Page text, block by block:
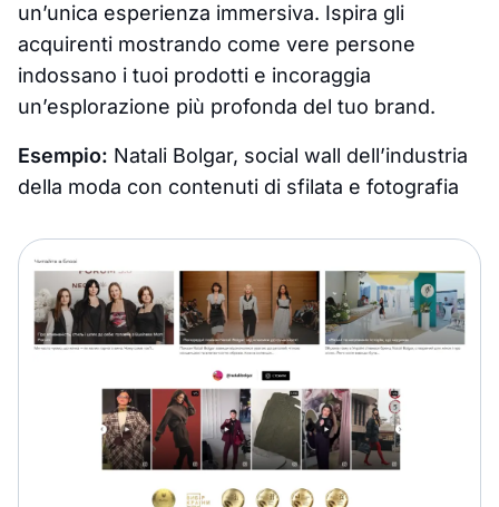
un’unica esperienza immersiva. Ispira gli
acquirenti mostrando come vere persone
indossano i tuoi prodotti e incoraggia
un’esplorazione più profonda del tuo brand.
Esempio: Natali Bolgar, social wall dell’industria
della moda con contenuti di sfilata e fotografia